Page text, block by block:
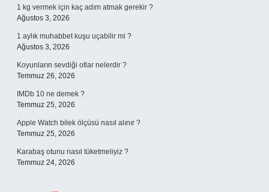
1 kg vermek için kaç adım atmak gerekir ?
Ağustos 3, 2026
1 aylık muhabbet kuşu uçabilir mi ?
Ağustos 3, 2026
Koyunların sevdiği otlar nelerdir ?
Temmuz 26, 2026
IMDb 10 ne demek ?
Temmuz 25, 2026
Apple Watch bilek ölçüsü nasıl alınır ?
Temmuz 25, 2026
Karabaş otunu nasıl tüketmeliyiz ?
Temmuz 24, 2026